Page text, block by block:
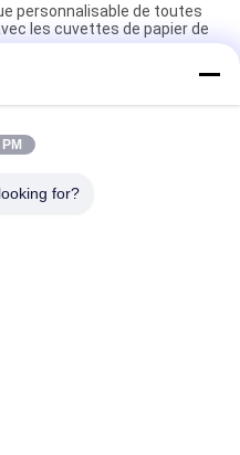
personnalisable de toutes
les cuvettes de papier de
pp pour le dîner, se pliant
gâteau, plats en plastique
for?